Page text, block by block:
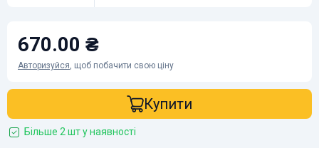
670.00 ₴
Авторизуйся, щоб побачити свою ціну
Купити
Більше 2 шт у наявності